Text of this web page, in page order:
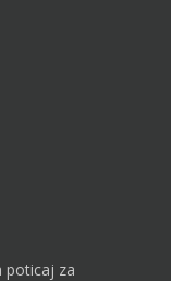
poticaj za